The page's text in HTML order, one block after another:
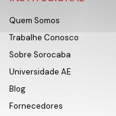
Quem Somos
Trabalhe Conosco
Sobre Sorocaba
Universidade AE
Blog
Fornecedores